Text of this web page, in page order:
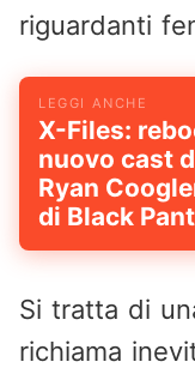
riguardanti
X-Files:
nuovo cast
Ryan
di Black
Si tratta di
richiama